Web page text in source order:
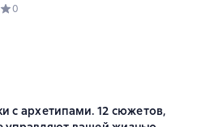
Средний рейтинг 0 на основе 0 оценок
0
с архетипами. 12 сюжетов,